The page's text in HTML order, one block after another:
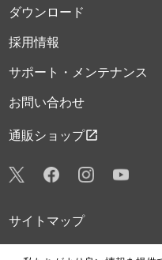
ダウンロード
採用情報
サポート・メンテナンス
お問い合わせ
通販ショップopen_in_new
サイトマップ